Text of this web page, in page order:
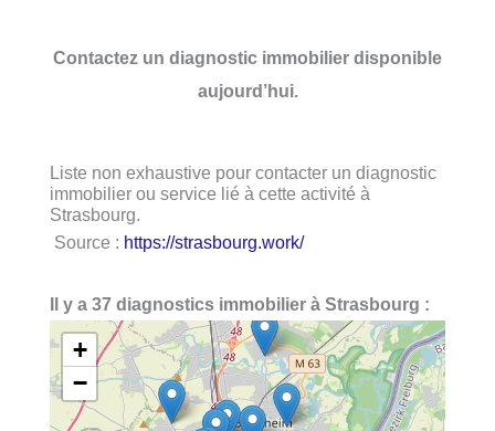
Contactez un diagnostic immobilier disponible
aujourd’hui.
Liste non exhaustive pour contacter un diagnostic
immobilier ou service lié à cette activité à
Strasbourg.
Source : https://strasbourg.work/
Il y a 37 diagnostics immobilier à Strasbourg :
+
−